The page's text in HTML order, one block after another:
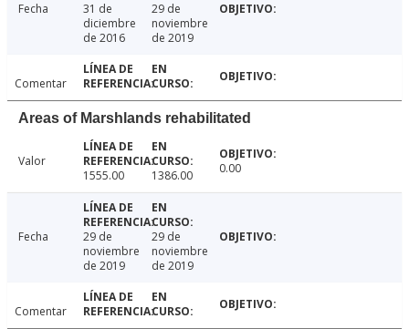
Fecha
31 de
diciembre
de 2016
29 de
noviembre
de 2019
Comentar
Areas of Marshlands rehabilitated
Valor
1555.00
1386.00 0.00
Fecha
29 de
noviembre
de 2019
29 de
noviembre
de 2019
Comentar